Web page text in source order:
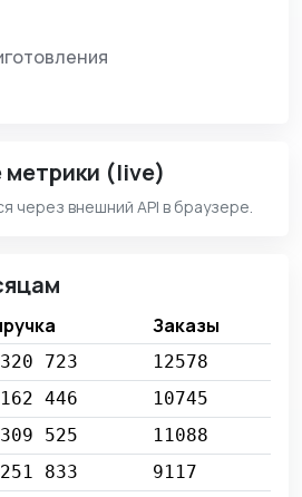
(live)
через внешний API в браузере.
Заказы
723
12578
446
10745
525
11088
833
9117